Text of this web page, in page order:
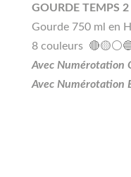
GOURDE TEMPS
Gourde 750 ml en
8 couleurs
Avec Numérotation
Avec Numérotation